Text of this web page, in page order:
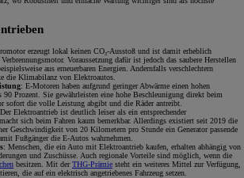
erzeugt lokal keinen CO₂-Ausstoß und ist damit erheblich
Voraussetzung dafür ist jedoch das saubere Herstellen
aus erneuerbaren Energien. Andernfalls verschlechtern
die Klimabilanz von Elektroautos.
: E-Motoren haben aufgrund geringer Abwärme einen hohen
Prozent. Sie gewährleisten eine hohe Beschleunigung direkt beim
sofort die volle Leistung abgibt und die Räder antreibt.
Elektroantrieb ist deutlich leiser als ein entsprechender
sich beim Fahren kaum bemerkbar. Allerdings existiert seit 2019 die
Geschwindigkeit von 20 Kilometern pro Stunde ein Generator passende
Fußgänger die E-Autos wahrnehmen.
: Menschen, die ein Auto mit Elektroantrieb kaufen, erhalten abhängig von
und Zuschüsse. Auch regionale Vorteile sind möglich, wenn die
besitzen. Mit derTHG-Prämie steht ein weiteres Mittel zur Verfügung,
die auf ein elektrisch angetriebenes Fahrzeug setzen.